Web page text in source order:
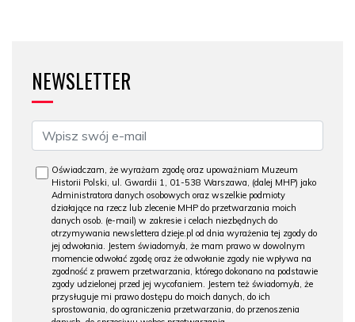
NEWSLETTER
Oświadczam, że wyrażam zgodę oraz upoważniam Muzeum
Historii Polski, ul. Gwardii 1, 01-538 Warszawa, (dalej MHP) jako
Administratora danych osobowych oraz wszelkie podmioty
działające na rzecz lub zlecenie MHP do przetwarzania moich
danych osob. (e-mail) w zakresie i celach niezbędnych do
otrzymywania newslettera dzieje.pl od dnia wyrażenia tej zgody do
jej odwołania. Jestem świadomy/a, że mam prawo w dowolnym
momencie odwołać zgodę oraz że odwołanie zgody nie wpływa na
zgodność z prawem przetwarzania, którego dokonano na podstawie
zgody udzielonej przed jej wycofaniem. Jestem też świadomy/a, że
przysługuje mi prawo dostępu do moich danych, do ich
sprostowania, do ograniczenia przetwarzania, do przenoszenia